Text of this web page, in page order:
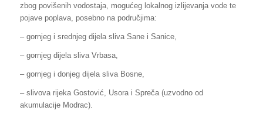
zbog povišenih vodostaja, mogućeg lokalnog izlijevanja vode te
pojave poplava, posebno na područjima:
– gornjeg i srednjeg dijela sliva Sane i Sanice,
– gornjeg dijela sliva Vrbasa,
– gornjeg i donjeg dijela sliva Bosne,
– slivova rijeka Gostović, Usora i Spreča (uzvodno od
akumulacije Modrac).